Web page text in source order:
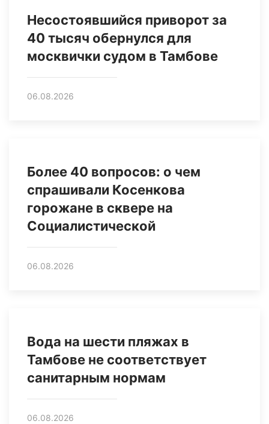
Несостоявшийся приворот за
40 тысяч обернулся для
москвички судом в Тамбове
06.08.2026
Более 40 вопросов: о чем
спрашивали Косенкова
горожане в сквере на
Социалистической
06.08.2026
Вода на шести пляжах в
Тамбове не соответствует
санитарным нормам
06.08.2026